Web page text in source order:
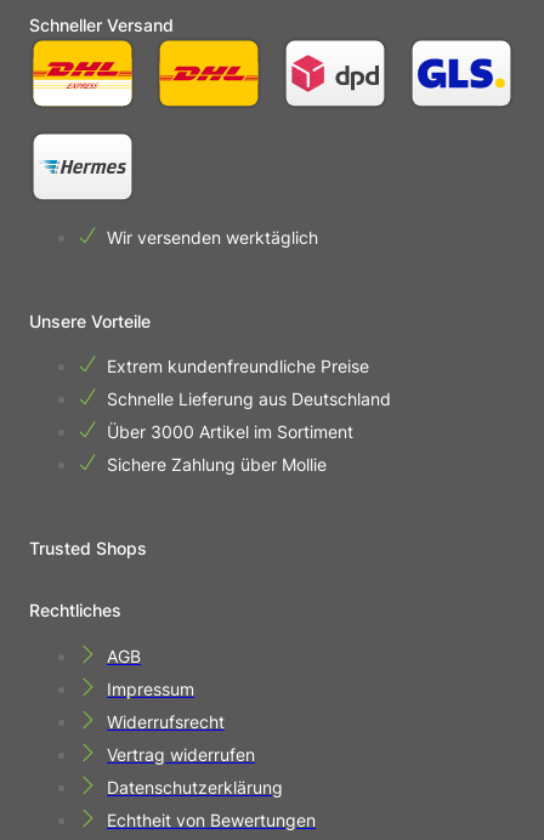
Schneller Versand
Wir versenden werktäglich
Unsere Vorteile
Extrem kundenfreundliche Preise
Schnelle Lieferung aus Deutschland
Über 3000 Artikel im Sortiment
Sichere Zahlung über Mollie
Trusted Shops
Rechtliches
AGB
Impressum
Widerrufsrecht
Vertrag widerrufen
Datenschutzerklärung
Echtheit von Bewertungen